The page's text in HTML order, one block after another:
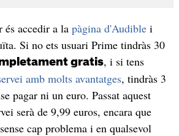
és accedir a la pàgina d'Audiblei
Si no ets usuari Prime tindràs 30
gratis, i si tens
amb molts avantatges, tindràs 3
pagar ni un euro. Passat aquest
serà de 9,99 euros, encara que
cap problema i en qualsevol